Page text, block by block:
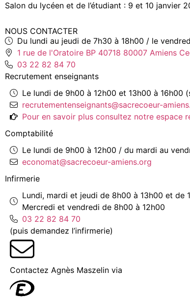
Salon du lycéen et de l’étudiant : 9 et 10 janvier
NOUS CONTACTER
Du lundi au jeudi de 7h30 à 18h00 / le
1 rue de l'Oratoire BP 40718 80007 Amiens
03 22 82 84 70
Recrutement enseignants
Le lundi de 9h00 à 12h00 et 13h00 à 16h00
recrutementenseignants@sacrecoeur-
Pour en savoir plus consultez notre espace
Comptabilité
Le lundi de 9h00 à 12h00 / du mardi au
economat@sacrecoeur-amiens.org
Infirmerie
Lundi, mardi et jeudi de 8h00 à 13h00 et de
Mercredi et vendredi de 8h00 à 12h00
03 22 82 84 70
(puis demandez l’infirmerie)
Contactez Agnès Maszelin via